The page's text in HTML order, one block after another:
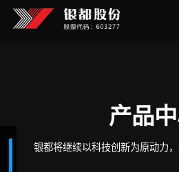
产品
银都将继续以科技创新为原动力